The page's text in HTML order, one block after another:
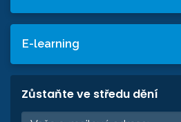
E-learning
Zůstaňte ve středu dění